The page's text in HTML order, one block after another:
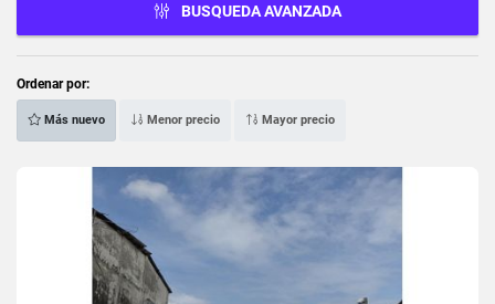
BUSQUEDA AVANZADA
Ordenar por:
Más nuevo Menor precio Mayor precio